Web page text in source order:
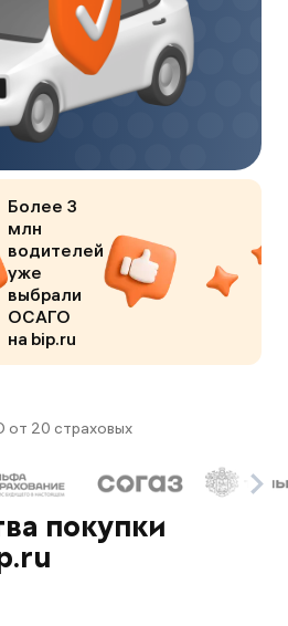
Более 3
млн
водителей
уже
выбрали
ОСАГО
на bip.ru
20 страховых
покупки